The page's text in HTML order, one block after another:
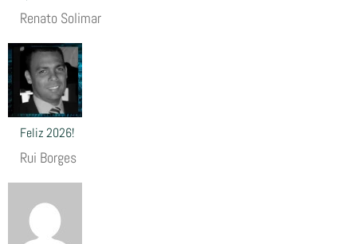
Renato Solimar
Feliz 2026!
Rui Borges